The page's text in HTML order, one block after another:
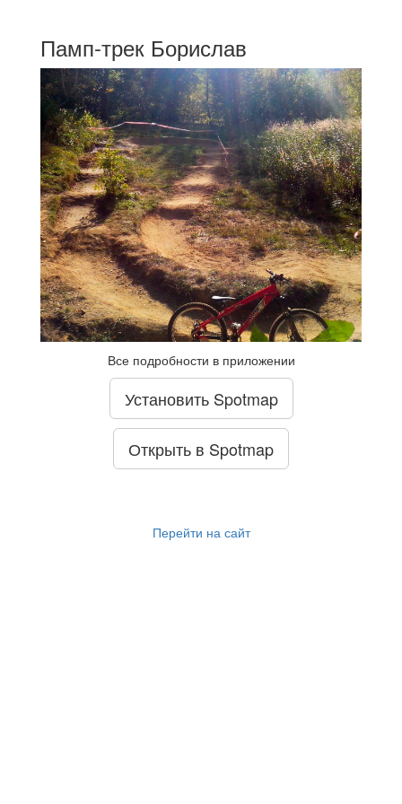
Памп-трек Борислав
Все подробности в приложении
Установить Spotmap
Открыть в Spotmap
Перейти на сайт